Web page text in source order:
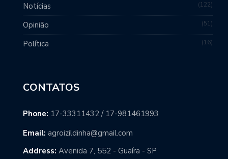
Notícias 122
Opinião 51
Política 16
CONTATOS
Phone: 17-33311432 / 17-981461993
Email: agroizildinha@gmail.com
Address: Avenida 7, 552 - Guaíra - SP